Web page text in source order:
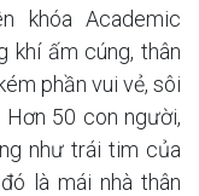
khóa Academic
khí ấm cúng, thân
phần vui vẻ, sôi
50 con người,
như trái tim của
là mái nhà thân